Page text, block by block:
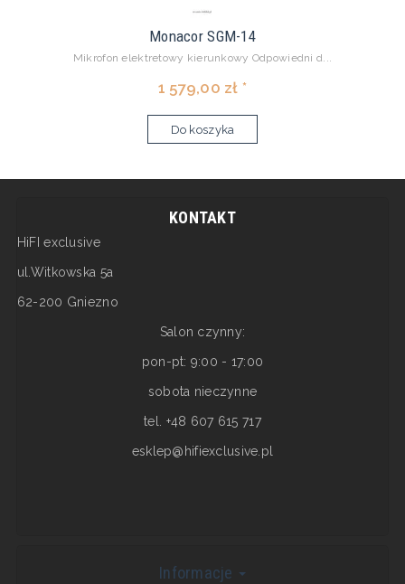
Monacor SGM-14
Mikrofon elektretowy kierunkowy Odpowiedni d...
1 579,00 zł *
Do koszyka
KONTAKT
HiFI exclusive
ul.Witkowska 5a
62-200 Gniezno
Salon czynny:
pon-pt: 9:00 - 17:00
sobota nieczynne
tel. +48 607 615 717
esklep@hifiexclusive.pl
Informacje